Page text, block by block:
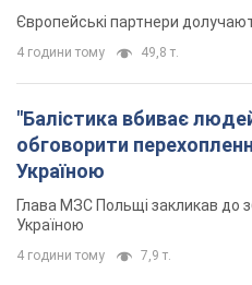
Європейські партнери
4 години тому 49,8 т.
"Балістика вбиває
обговорити
Україною
Глава МЗС Польщі закликав до
Україною
4 години тому 7,9 т.